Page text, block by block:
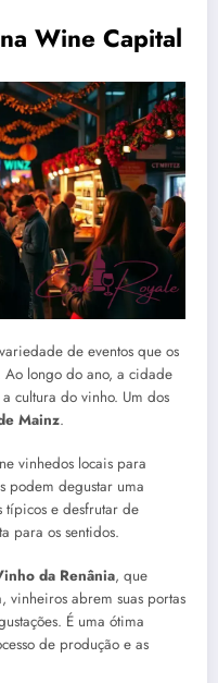
Wine Capital
de eventos que os
longo do ano, a cidade
cultura do vinho. Um dos
Mainz.
vinhedos locais para
podem degustar uma
e desfrutar de
para os sentidos.
da Renânia, que
vinheiros abrem suas portas
É uma ótima
de produção e as